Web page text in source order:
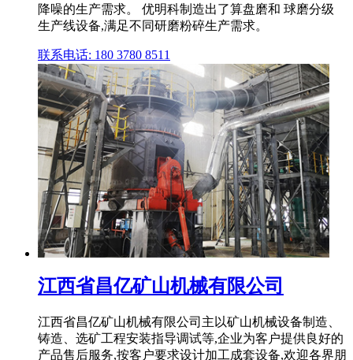
降噪的生产需求。 优明科制造出了算盘磨和 球磨分级
生产线设备,满足不同研磨粉碎生产需求。
联系电话: 180 3780 8511
江西省昌亿矿山机械有限公司
江西省昌亿矿山机械有限公司主以矿山机械设备制造、
铸造、选矿工程安装指导调试等,企业为客户提供良好的
产品售后服务,按客户要求设计加工成套设备,欢迎各界朋